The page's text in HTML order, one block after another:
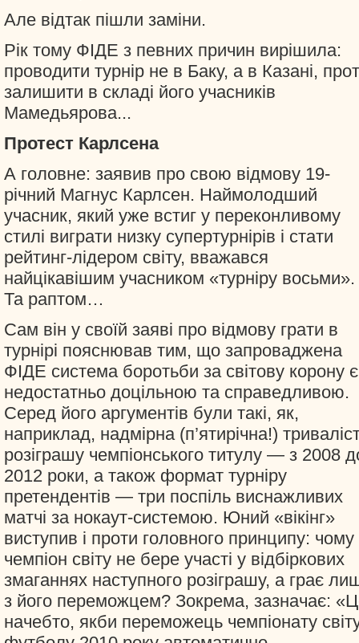
Але відтак пішли заміни.
Рік тому ФІДЕ з певних причин вирішила:
проводити турнір не в Баку, а в Казані,
залишити в складі його учасників
Мамедьярова...
Протест Карлсена
А головне: заявив про свою відмову 19-
річний Магнус Карлсен. Наймолодший
учасник, який уже встиг у переконливому
стилі виграти низку супертурнірів і стати
рейтинг-лідером світу, вважався
найцікавішим учасником «турніру восьми».
Та раптом…
Сам він у своїй заяві про відмову грати в
турнірі пояснював тим, що запроваджена
ФІДЕ система боротьби за світову корону є
недостатньо доцільною та справедливою.
Серед його аргументів були такі, як,
наприклад, надмірна (п’ятирічна!)
розіграшу чемпіонського титулу — з 2008
2012 роки, а також формат турніру
претендентів — три поспіль виснажливих
матчі за нокаут-системою. Юний «вікінг»
виступив і проти головного принципу: чому
чемпіон світу не бере участі у відбіркових
змаганнях наступного розіграшу, а грає
з його переможцем? Зокрема, зазначає:
начебто, якби переможець чемпіонату